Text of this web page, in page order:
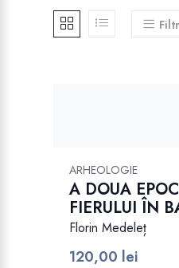
ARHEOLOGIE
A DOUA
FIERULUI ÎN
Florin Medeleț
120,00 lei